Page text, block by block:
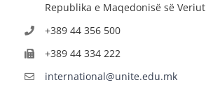
Republika e Maqedonisë së Veriut
+389 44 356 500
+389 44 334 222
international@unite.edu.mk